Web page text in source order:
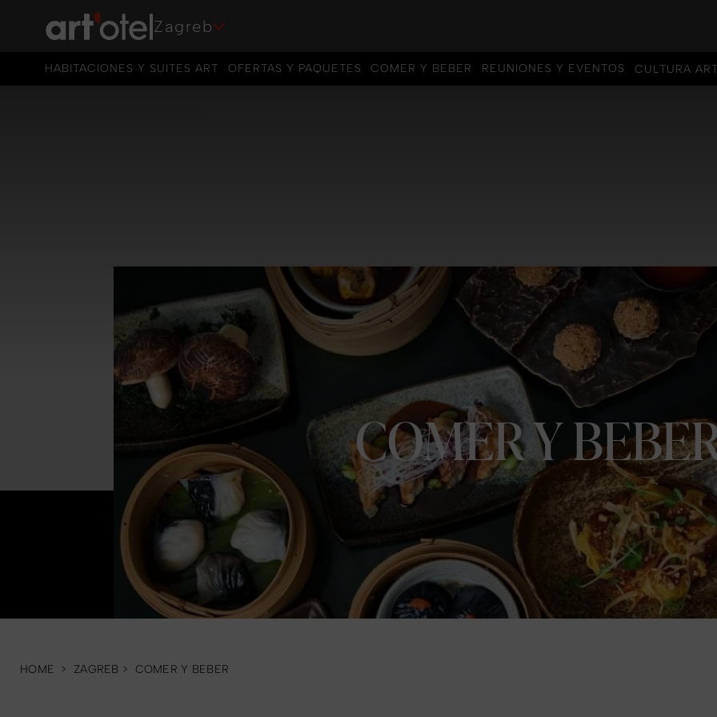
Zagreb
HABITACIONES Y SUITES ART
HABITACIONES Y SUITES ART
OFERTAS Y PAQUETES
OFERTAS Y PAQUETES
COMER Y BEBER
COMER Y BEBER
REUNIONES Y EVENTOS
REUNIONES Y EVENTOS
CULTURA
COMER Y
HOME > ZAGREB > COMER Y BEBER